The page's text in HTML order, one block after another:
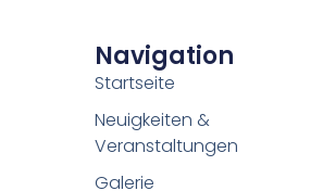
Navigation
Startseite
Neuigkeiten &
Veranstaltungen
Galerie